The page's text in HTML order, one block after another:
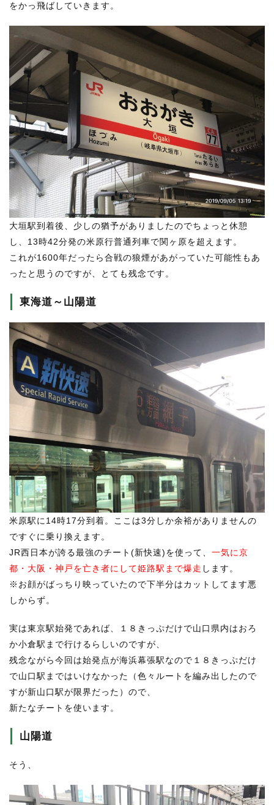
をかっ飛ばしていきます。
大垣駅到着後、少しの猶予がありましたのでちょっと休憩
し、13時42分発の米原行普通列車で関ヶ原を超えます。
これが1600年だったら合戦の狼煙があがっていた可能性もあ
ったと思うのですが、とても残念です。
東海道～山陽道
米原駅に14時17分到着。ここは3分しか余裕がありませんの
ですぐに乗り換えます。
JR西日本が誇る最強のチート(新快速)を使って、 一気に京
都・大阪・神戸を亡き者にして姫路駅まで爆走 します。
※お顔がばっちり映っていたので下半分はカットしてます悪
しからず。
実は東京駅始発であれば、１８きっぷだけで山口県内はおろ
か小倉駅まで行けるらしいのですが、
残念ながら今回は始発点が海浜幕張駅なので１８きっぷだけ
で山口駅まではいけなかった（色々ルートを編み出したので
すが新山口駅が限界だった）ので、
新たなチートを使います。
山陽道
そう、